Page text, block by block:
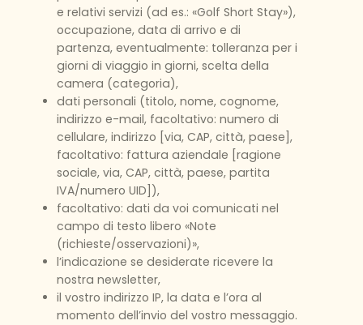
e relativi servizi (ad es.: «Golf Short Stay»),
occupazione, data di arrivo e di
partenza, eventualmente: tolleranza per i
giorni di viaggio in giorni, scelta della
camera (categoria),
dati personali (titolo, nome, cognome,
indirizzo e-mail, facoltativo: numero di
cellulare, indirizzo [via, CAP, città, paese],
facoltativo: fattura aziendale [ragione
sociale, via, CAP, città, paese, partita
IVA/numero UID]),
facoltativo: dati da voi comunicati nel
campo di testo libero «Note
(richieste/osservazioni)»,
l’indicazione se desiderate ricevere la
nostra newsletter,
il vostro indirizzo IP, la data e l’ora al
momento dell’invio del vostro messaggio.